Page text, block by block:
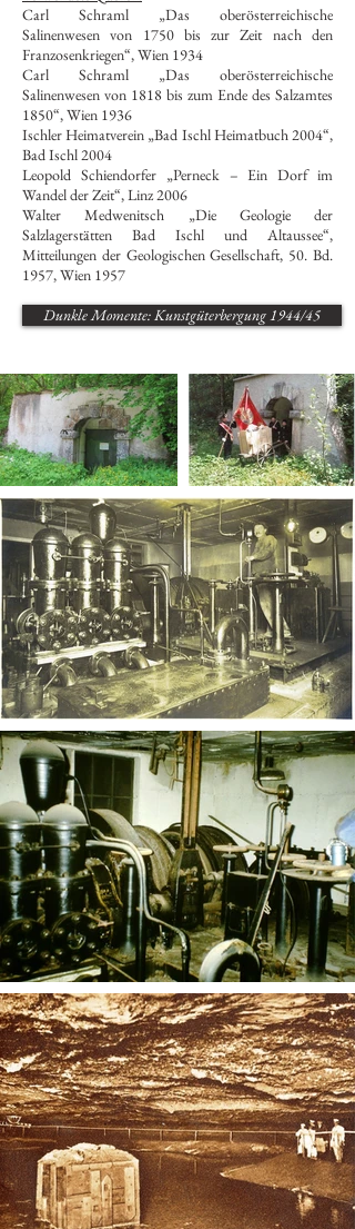
Carl Schraml „Das oberösterreichische
Salinenwesen von 1750 bis zur Zeit nach den
Franzosenkriegen“, Wien 1934
Carl Schraml „Das oberösterreichische
Salinenwesen von 1818 bis zum Ende des Salzamtes
1850“, Wien 1936
Ischler Heimatverein „Bad Ischl Heimatbuch 2004“,
Bad Ischl 2004
Leopold Schiendorfer „Perneck – Ein Dorf im
Wandel der Zeit“, Linz 2006
Walter Medwenitsch „Die Geologie der
Salzlagerstätten Bad Ischl und Altaussee“,
Mitteilungen der Geologischen Gesellschaft, 50. Bd.
1957, Wien 1957
Dunkle Momente: Kunstgüterbergung 1944/45